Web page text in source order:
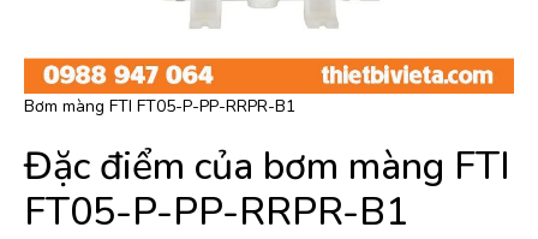
Bơm màng FTI FT05-P-PP-RRPR-B1
Đặc điểm của bơm màng FTI
FT05-P-PP-RRPR-B1